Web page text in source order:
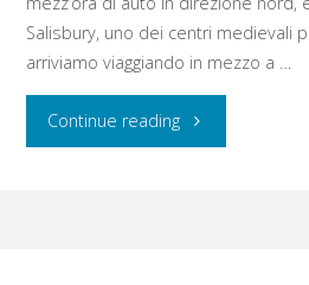
Salisbury, uno dei centri medievali
arriviamo viaggiando in mezzo a …
Continue reading"Martedì